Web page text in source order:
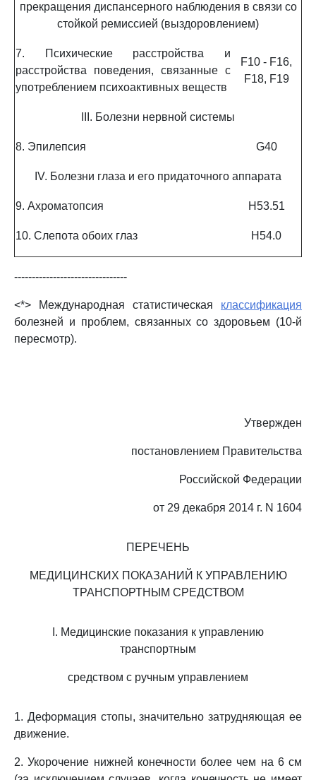
прекращения диспансерного наблюдения в связи со
стойкой ремиссией (выздоровлением)
7. Психические расстройства и
расстройства поведения, связанные с
употреблением психоактивных веществ
F10 - F16,
F18, F19
III. Болезни нервной системы
8. Эпилепсия G40
IV. Болезни глаза и его придаточного аппарата
9. Ахроматопсия H53.51
10. Слепота обоих глаз H54.0
--------------------------------
<*> Международная статистическая классификация
болезней и проблем, связанных со здоровьем (10-й
пересмотр).
Утвержден
постановлением Правительства
Российской Федерации
от 29 декабря 2014 г. N 1604
ПЕРЕЧЕНЬ
МЕДИЦИНСКИХ ПОКАЗАНИЙ К УПРАВЛЕНИЮ
ТРАНСПОРТНЫМ СРЕДСТВОМ
I. Медицинские показания к управлению
транспортным
средством с ручным управлением
1. Деформация стопы, значительно затрудняющая ее
движение.
2. Укорочение нижней конечности более чем на 6 см